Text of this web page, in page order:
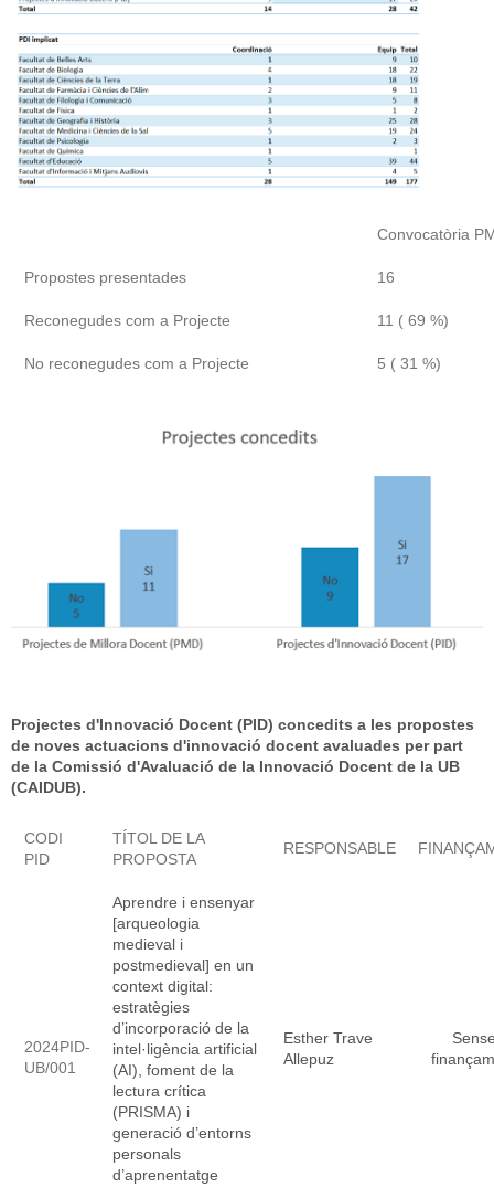
Convocatòria
Propostes presentades 16
Reconegudes com a Projecte 11 ( 69 %)
No reconegudes com a Projecte 5 ( 31 %)
Projectes d'Innovació Docent (PID) concedits a les propostes
de noves actuacions d'innovació docent avaluades per part
de la Comissió d'Avaluació de la Innovació Docent de la UB
(CAIDUB).
CODI
PID
TÍTOL DE LA
PROPOSTA
RESPONSABLE
2024PID-
UB/001
Aprendre i ensenyar
[arqueologia
medieval i
postmedieval] en un
context digital:
estratègies
d’incorporació de la
intel·ligència artificial
(AI), foment de la
lectura crítica
(PRISMA) i
generació d’entorns
personals
d’aprenentatge
Esther Trave
Allepuz